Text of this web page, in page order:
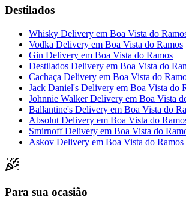
Destilados
Whisky Delivery em Boa Vista do
Vodka Delivery em Boa Vista do Ramos
Gin Delivery em Boa Vista do Ramos
Destilados Delivery em Boa Vista do
Cachaça Delivery em Boa Vista do
Jack Daniel's Delivery em Boa Vista do
Johnnie Walker Delivery em Boa Vista
Ballantine's Delivery em Boa Vista do
Absolut Delivery em Boa Vista do
Smirnoff Delivery em Boa Vista do
Askov Delivery em Boa Vista do Ramos
Para sua ocasião